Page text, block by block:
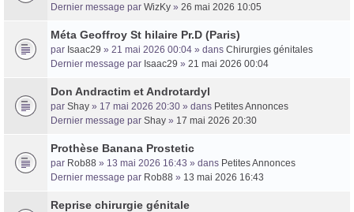
Dernier message par WizKy » 26 mai 2026 10:05
Méta Geoffroy St hilaire Pr.D (Paris)
par Isaac29 » 21 mai 2026 00:04 » dans Chirurgies génitales
Dernier message par Isaac29 » 21 mai 2026 00:04
Don Andractim et Androtardyl
par Shay » 17 mai 2026 20:30 » dans Petites Annonces
Dernier message par Shay » 17 mai 2026 20:30
Prothèse Banana Prostetic
par Rob88 » 13 mai 2026 16:43 » dans Petites Annonces
Dernier message par Rob88 » 13 mai 2026 16:43
Reprise chirurgie génitale